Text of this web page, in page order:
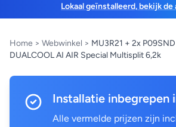
Lokaal geïnstalleerd, bekijk
Home > Webwinkel > MU3R21 + 2x
DUALCOOL AI AIR Special Multisplit 6,2k
Installatie inbegrepen
Alle vermelde prijzen zijn